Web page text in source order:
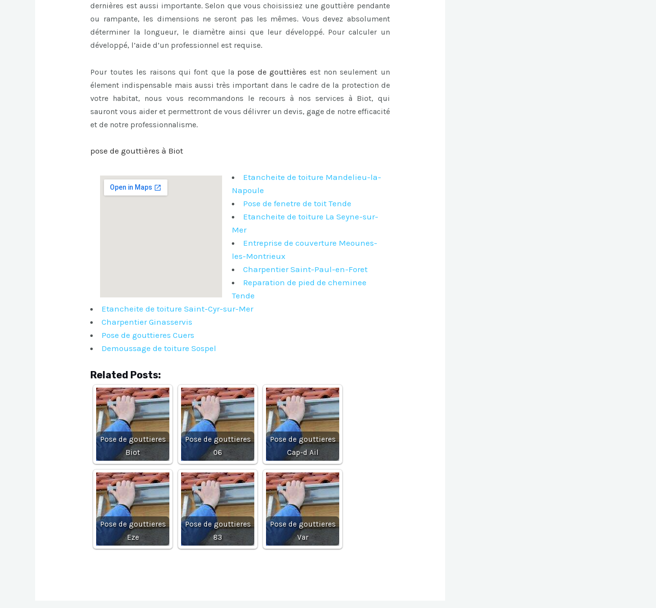
dernières est aussi importante. Selon que vous choisissiez une gouttière pendante
ou rampante, les dimensions ne seront pas les mêmes. Vous devez absolument
déterminer la longueur, le diamètre ainsi que leur développé. Pour calculer un
développé, l’aide d’un professionnel est requise.
Pour toutes les raisons qui font que la pose de gouttières est non seulement un
élement indispensable mais aussi très important dans le cadre de la protection de
votre habitat, nous vous recommandons le recours à nos services à Biot, qui
sauront vous aider et permettront de vous délivrer un devis, gage de notre efficacité
et de notre professionnalisme.
pose de gouttières à Biot
Etancheite de toiture Mandelieu-la-
Napoule
Pose de fenetre de toit Tende
Etancheite de toiture La Seyne-sur-
Mer
Entreprise de couverture Meounes-
les-Montrieux
Charpentier Saint-Paul-en-Foret
Reparation de pied de cheminee
Tende
Etancheite de toiture Saint-Cyr-sur-Mer
Charpentier Ginasservis
Pose de gouttieres Cuers
Demoussage de toiture Sospel
Related Posts:
Pose de gouttieres
Biot
Pose de gouttieres
06
Pose de gouttieres
Cap-d Ail
Pose de gouttieres
Eze
Pose de gouttieres
83
Pose de gouttieres
Var